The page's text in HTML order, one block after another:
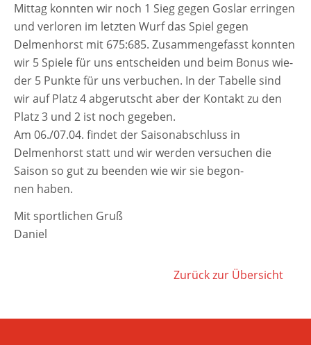
Mittag konn­ten wir noch 1 Sieg gegen Goslar errin­gen
und ver­lo­ren im letz­ten Wurf das Spiel gegen
Delmenhorst mit 675:685. Zusammengefasst konn­ten
wir 5 Spiele für uns ent­schei­den und beim Bonus wie­
der 5 Punkte für uns ver­bu­chen. In der Tabelle sind
wir auf Platz 4 abge­rutscht aber der Kontakt zu den
Platz 3 und 2 ist noch gegeben.
Am 06./07.04. fin­det der Saisonabschluss in
Delmenhorst statt und wir wer­den ver­su­chen die
Saison so gut zu been­den wie wir sie begon­
nen haben.
Mit sport­li­chen Gruß
Daniel
Zurück zur Übersicht